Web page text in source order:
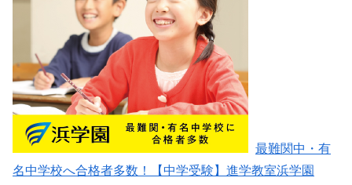
最難関中・有
名中学校へ合格者多数！【中学受験】進学教室浜学園